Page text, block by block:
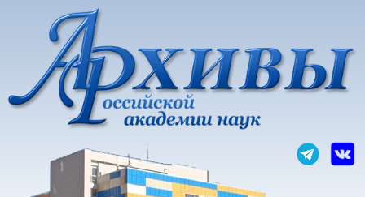
основному
содержанию